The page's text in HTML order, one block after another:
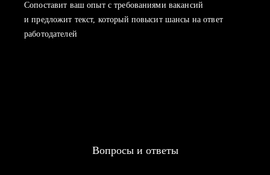
Сопоставит ваш опыт с требованиями вакансий
и предложит текст, который повысит шансы на ответ
работодателей
Вопросы и ответы